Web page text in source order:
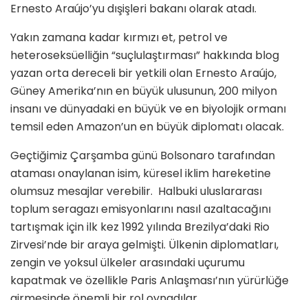
Ernesto Araújo’yu dışişleri bakanı olarak atadı.
Yakın zamana kadar kırmızı et, petrol ve
heteroseksüelliğin “suçlulaştırması” hakkında blog
yazan orta dereceli bir yetkili olan Ernesto Araújo,
Güney Amerika’nın en büyük ulusunun, 200 milyon
insanı ve dünyadaki en büyük ve en biyolojik ormanı
temsil eden Amazon’un en büyük diplomatı olacak.
Geçtiğimiz Çarşamba günü Bolsonaro tarafından
ataması onaylanan isim, küresel iklim hareketine
olumsuz mesajlar verebilir. Halbuki uluslararası
toplum seragazı emisyonlarını nasıl azaltacağını
tartışmak için ilk kez 1992 yılında Brezilya’daki Rio
Zirvesi’nde bir araya gelmişti. Ülkenin diplomatları,
zengin ve yoksul ülkeler arasındaki uçurumu
kapatmak ve özellikle Paris Anlaşması’nın yürürlüğe